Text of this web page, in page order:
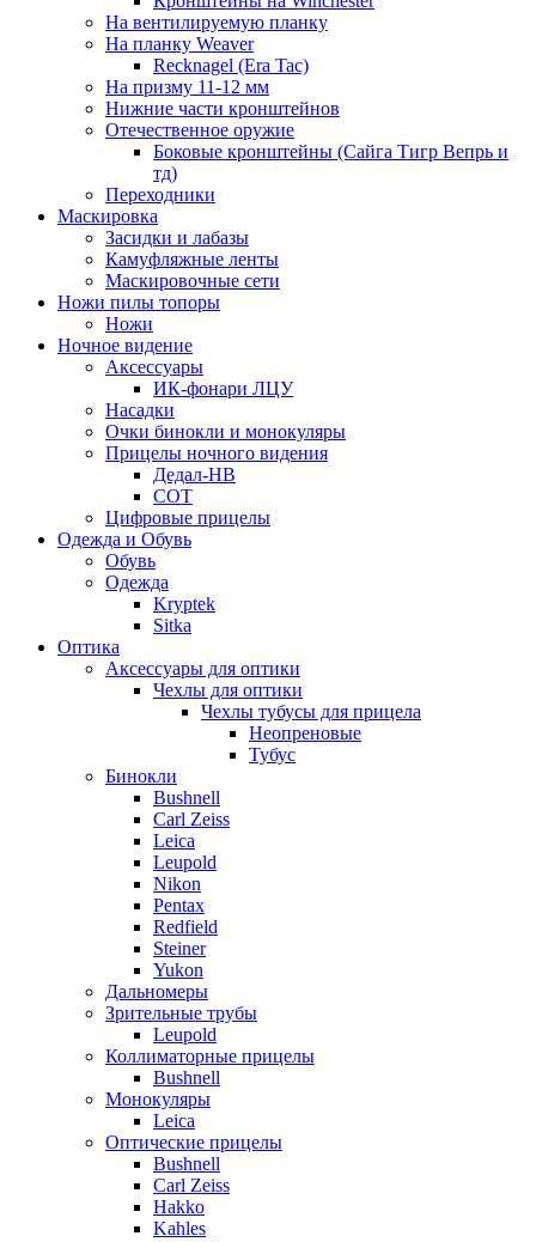
На вентилируемую планку
На планку Weaver
Recknagel (Era Tac)
На призму 11-12 мм
Нижние части кронштейнов
Отечественное оружие
Боковые кронштейны (Сайга Тигр Вепрь и
тд)
Переходники
Маскировка
Засидки и лабазы
Камуфляжные ленты
Маскировочные сети
Ножи пилы топоры
Ножи
Ночное видение
Аксессуары
ИК-фонари ЛЦУ
Насадки
Очки бинокли и монокуляры
Прицелы ночного видения
Дедал-НВ
СОТ
Цифровые прицелы
Одежда и Обувь
Обувь
Одежда
Kryptek
Sitka
Оптика
Аксессуары для оптики
Чехлы для оптики
Чехлы тубусы для прицела
Неопреновые
Тубус
Бинокли
Bushnell
Carl Zeiss
Leica
Leupold
Nikon
Pentax
Redfield
Steiner
Yukon
Дальномеры
Зрительные трубы
Leupold
Коллиматорные прицелы
Bushnell
Монокуляры
Leica
Оптические прицелы
Bushnell
Carl Zeiss
Hakko
Kahles